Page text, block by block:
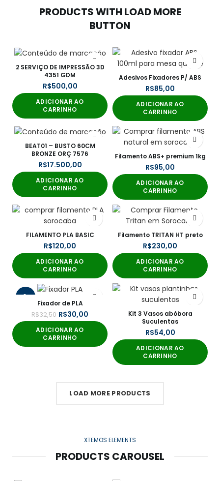
PRODUCTS WITH LOAD MORE
BUTTON
2 SERVIÇO DE IMPRESSÃO 3D
4351 GDM
R$
ADICIONAR AO
CARRINHO
Adesivos Fixadores P/ ABS
R$
ADICIONAR AO
CARRINHO
BEAT01 – BUSTO 60CM
BRONZE ORÇ 7576
R$
ADICIONAR AO
CARRINHO
Filamento ABS+ premium 1kg
R$
ADICIONAR AO
CARRINHO
FILAMENTO PLA BASIC
R$
ADICIONAR AO
CARRINHO
Filamento TRITAN HT preto
R$
ADICIONAR AO
CARRINHO
-8%
Fixador de PLA
R$32,50 R$30,00
ADICIONAR AO
CARRINHO
Kit 3 Vasos abóbora
Suculentas
R$
ADICIONAR AO
CARRINHO
LOAD MORE PRODUCTS
XTEMOS ELEMENTS
PRODUCTS CAROUSEL